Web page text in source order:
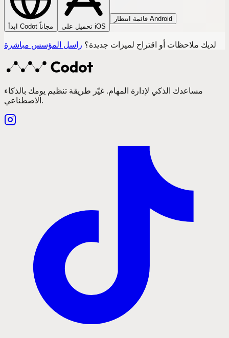
ابدأ Codot مجاناً تحميل على iOS
قائمة انتظار Android
لديك ملاحظات أو اقتراح لميزات جديدة؟ راسل المؤسس مباشرة
مساعدك الذكي لإدارة المهام. غيّر طريقة تنظيم يومك بالذكاء
الاصطناعي.